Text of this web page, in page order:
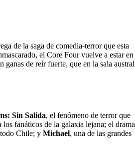
de la saga de comedia-terror que esta
el Core Four vuelve a estar en
de reír fuerte, que en la sala austral
Sin Salida, el fenómeno de terror que
los fanáticos de la galaxia lejana; el drama
todo Chile; y Michael, una de las grandes